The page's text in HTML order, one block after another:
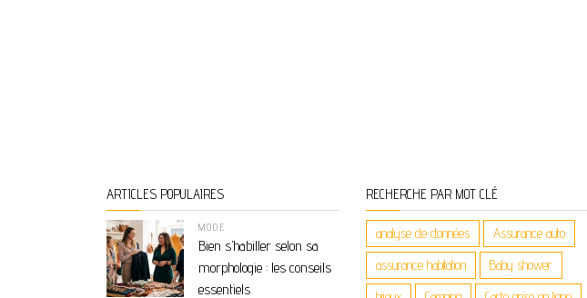
ARTICLES POPULAIRES
MODE
Bien s’habiller selon sa
morphologie : les conseils
essentiels
RECHERCHE PAR MOT CLÉ
analyse de données Assurance auto
assurance habitation Baby shower